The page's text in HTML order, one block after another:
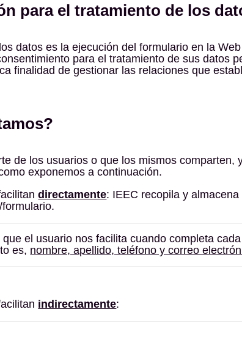
para el tratamiento de los
datos es la ejecución del formulario en la
para el tratamiento de sus datos
finalidad de gestionar las relaciones que
de los usuarios o que los mismos comparten,
exponemos a continuación.
directamente: IEEC recopila y
el usuario nos facilita cuando completa
es, nombre, apellido, teléfono y correo
indirectamente: